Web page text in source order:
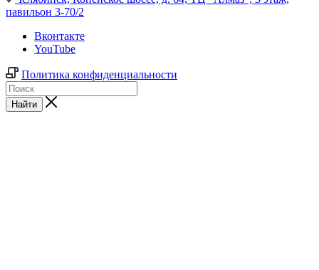
павильон 3-70/2
Вконтакте
YouTube
Политика конфиденциальности
Найти